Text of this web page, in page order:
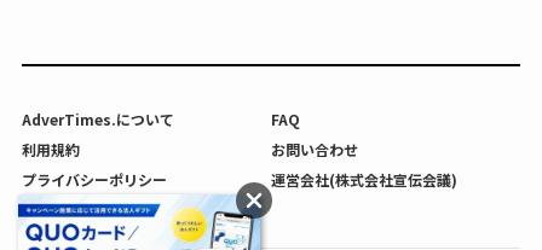
AdverTimes.について
FAQ
利用規約
お問い合わせ
プライバシーポリシー
運営会社(株式会社宣伝会議)
利用者情報の外部送信について